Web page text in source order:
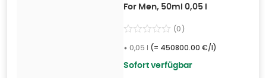
For Men, 50ml 0,05 l
(0)
• 0,05 l (= 450800.00 €/l)
Sofort verfügbar